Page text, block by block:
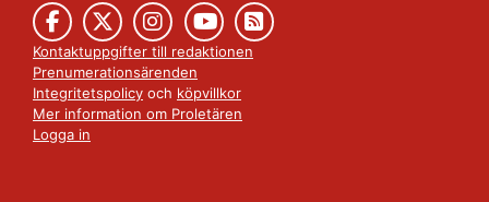
Kontaktuppgifter till redaktionen
Prenumerationsärenden
Integritetspolicy och köpvillkor
Mer information om Proletären
Logga in